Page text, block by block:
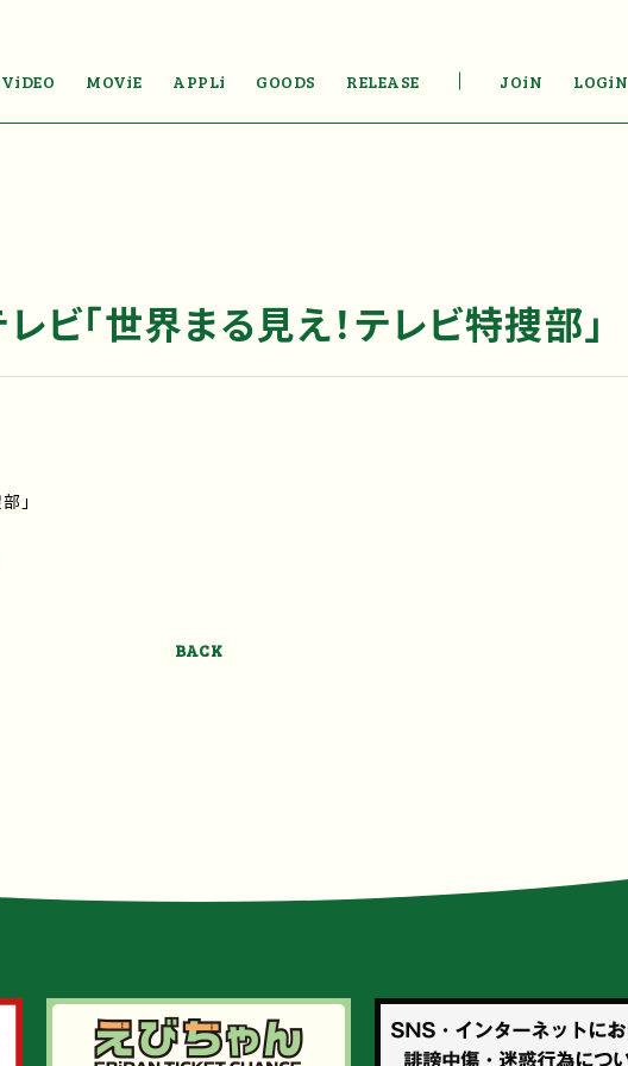
MOViE APPLi GOODS RELEASE JOiN LOGiN
ビ「世界まる見え！テレビ特捜部」
」
BACK